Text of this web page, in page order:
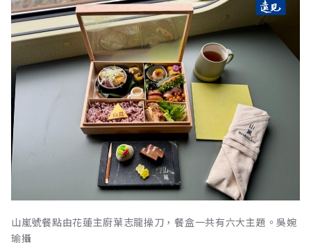
山嵐號餐點由花蓮主廚葉志龍操刀，餐盒一共有六大主題。吳婉
瑜攝